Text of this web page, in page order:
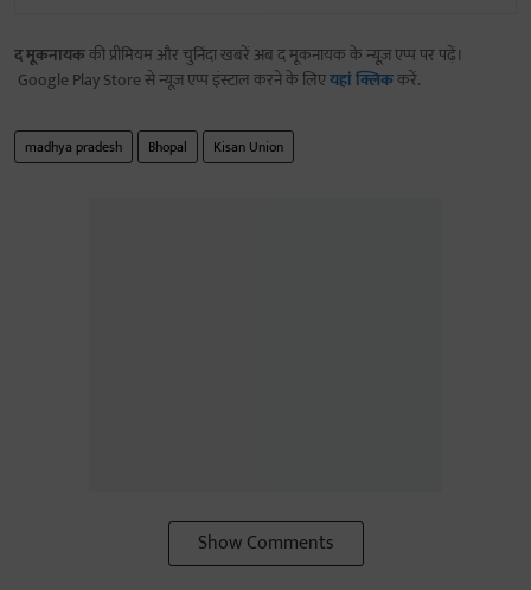
द मूकनायककी प्रीमियम और चुनिंदा खबरें अब द मूकनायक के न्यूज़ एप्प पर पढ़ें।
Google Play Store से न्यूज़ एप्प इंस्टाल करने के लिएयहां क्लिककरें.
madhya pradesh Bhopal Kisan Union
Show Comments